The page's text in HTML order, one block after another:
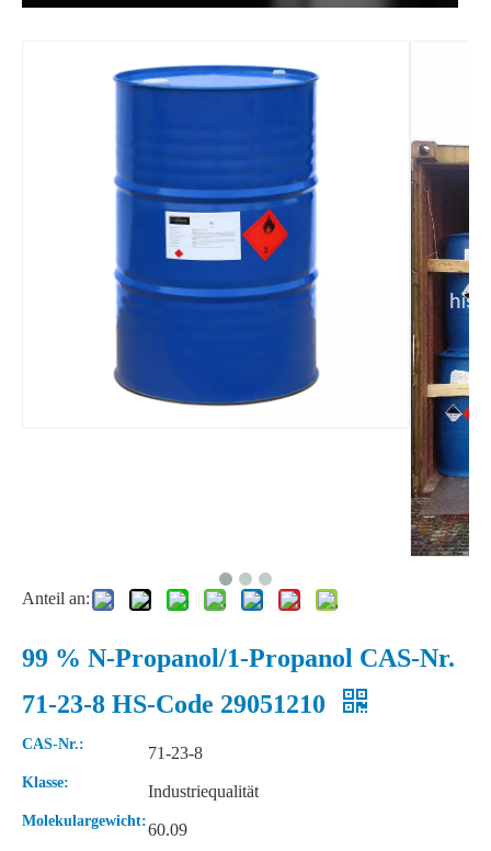
Fabrikpreis Cyc 99,9 % Industriequalität CAS 108-94-1 Cyclohexanon
Hochreines 99,9 % industrielles Lösungsmittel, flüssiges CAS 110-82-7 Cyclohexan für Gummi Methylenchlorid-Dichlormethan mit einer Reinheit von 99,99 % für die PU-Schäumung
Anteil an:
99 % N-Propanol/1-Propanol CAS-Nr.
71-23-8 HS-Code 29051210
CAS-Nr.: 71-23-8
Klasse: Industriequalität
Molekulargewicht:60.09